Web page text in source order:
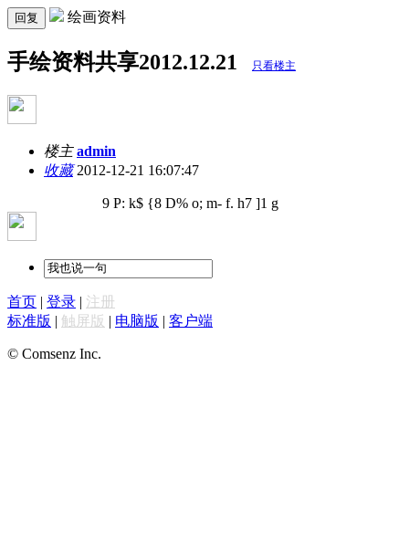
回复 绘画资料
手绘资料共享2012.12.21 只看楼主
楼主 admin
收藏2012-12-21 16:07:47
9 P: k$ {8 D% o; m- f. h7 ]1 g
首页 | 登录 | 注册
标准版 | 触屏版 | 电脑版 | 客户端
© Comsenz Inc.